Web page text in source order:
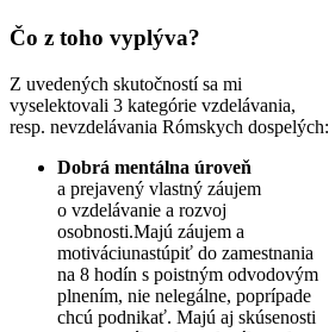
Čo z toho vyplýva?
Z uvedených skutočností sa mi
vyselektovali 3 kategórie vzdelávania,
resp. nevzdelávania Rómskych dospelých:
Dobrá mentálna úroveň
a prejavený vlastný záujem
o vzdelávanie a rozvoj
osobnosti.Majú záujem a
motiváciunastúpiť do zamestnania
na 8 hodín s poistným odvodovým
plnením, nie nelegálne, poprípade
chcú podnikať. Majú aj skúsenosti